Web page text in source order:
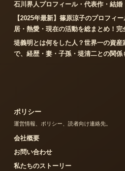
石川界人プロフィール・代表作・結婚
【2025年最新】篠原涼子のプロフィ
居・熱愛・現在の活動を総まとめ！完
堤義明とは何をした人？世界一の資産
で、経歴・妻・子孫・堤清二との関係
ポリシー
運営情報、ポリシー、読者向け連絡先。
会社概要
お問い合わせ
私たちのストーリー